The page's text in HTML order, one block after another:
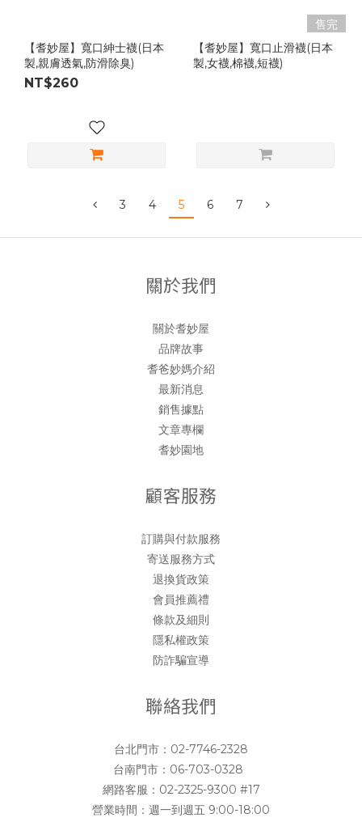
【耆妙屋】寬口紳士襪(日本
製,親膚透氣,防滑除臭)
NT$260
售完
【耆妙屋】寬口止滑襪(日本
製,女襪,棉襪,短襪)
3 4 5 6 7
關於我們
關於耆妙屋
品牌故事
耆爸妙媽介紹
最新消息
銷售據點
文章專欄
耆妙園地
顧客服務
訂購與付款服務
寄送服務方式
退換貨政策
會員推薦禮
條款及細則
隱私權政策
防詐騙宣導
聯絡我們
台北門市： 02-7746-2328
台南門市： 06-703-0328
網路客服： 02-2325-9300 #17
營業時間：週一到週五 9:00-18:00